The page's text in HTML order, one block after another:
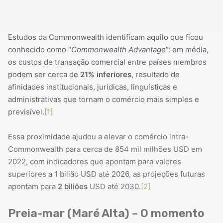
Estudos da Commonwealth identificam aquilo que ficou
conhecido como “Commonwealth Advantage”: em média,
os custos de transação comercial entre países membros
podem ser cerca de 21% inferiores, resultado de
afinidades institucionais, jurídicas, linguísticas e
administrativas que tornam o comércio mais simples e
previsível.[1]
Essa proximidade ajudou a elevar o comércio intra-
Commonwealth para cerca de 854 mil milhões USD em
2022, com indicadores que apontam para valores
superiores a 1 bilião USD até 2026, as projeções futuras
apontam para 2 biliões USD até 2030.[2]
Preia-mar (Maré Alta) – O momento